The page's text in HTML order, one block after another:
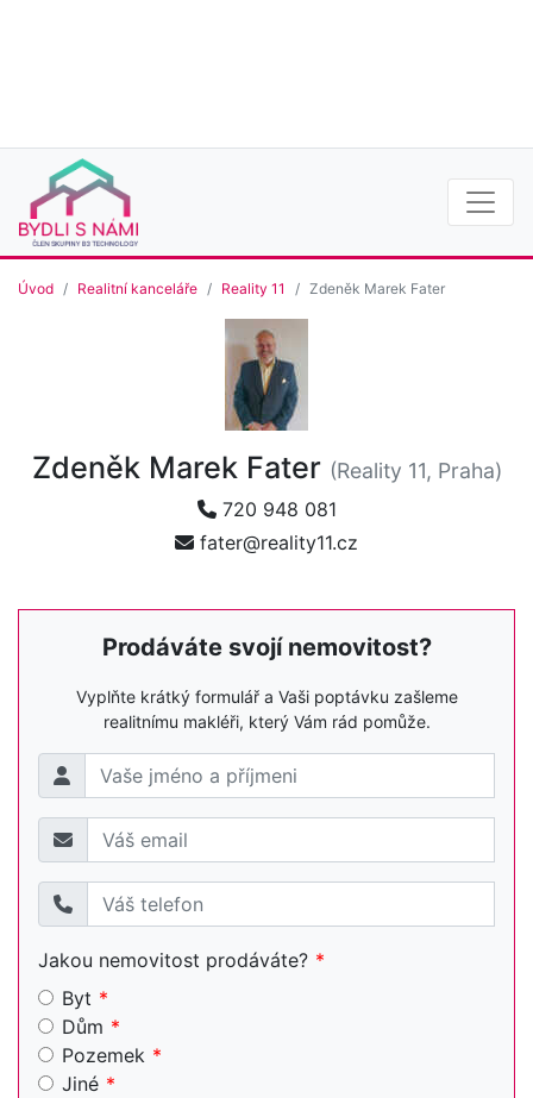
Úvod Realitní kanceláře Reality 11 Zdeněk Marek Fater
Zdeněk Marek Fater (Reality 11, Praha)
720 948 081
fater@reality11.cz
Prodáváte svojí nemovitost?
Vyplňte krátký formulář a Vaši poptávku zašleme
realitnímu makléři, který Vám rád pomůže.
Jakou nemovitost prodáváte?
Byt
Dům
Pozemek
Jiné